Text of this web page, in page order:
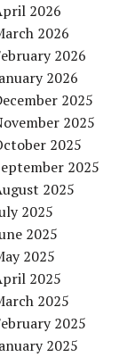
2026
2026
2026
2026
2025
2025
2025
2025
2025
2025
2025
2025
2025
2025
2025
2025